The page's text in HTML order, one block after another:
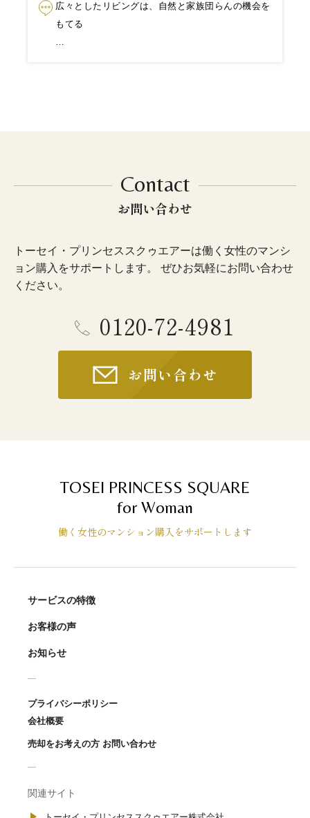
広々としたリビングは、自然と家族団らんの機会を
もてる
Contact
お問い合わせ
トーセイ・プリンセススクゥエアーは働く女性のマンシ
ョン購入をサポートします。 ぜひお気軽にお問い合わせ
ください。
0120-72-4981
お問い合わせ
TOSEI PRINCESS SQUARE
for Woman
働く女性のマンション購入をサポートします
サービスの特徴
お客様の声
お知らせ
プライバシーポリシー
会社概要
売却をお考えの方 お問い合わせ
関連サイト